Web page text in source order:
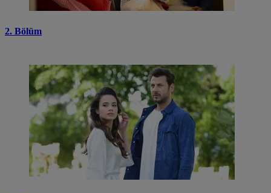
2. Bölüm